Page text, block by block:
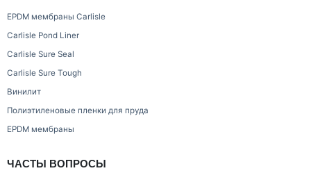
EPDM мембраны Carlisle
Carlisle Pond Liner
Carlisle Sure Seal
Carlisle Sure Tough
Винилит
Полиэтиленовые пленки для пруда
EPDM мембраны
ЧАСТЫ ВОПРОСЫ